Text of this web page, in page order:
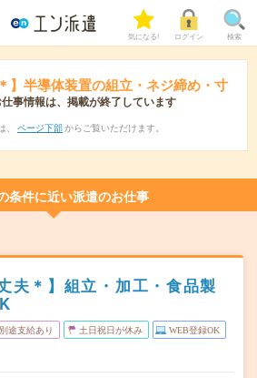
気になる! ログイン 検索
】半導体装置の組立・ネジ締め・寸
事情報は、掲載が終了しています
ページ下部 からご覧いただけます。
条件に近い派遣のお仕事
夫＊】組立・加工・食品製
途支給あり 土日祝日が休み WEB登録OK